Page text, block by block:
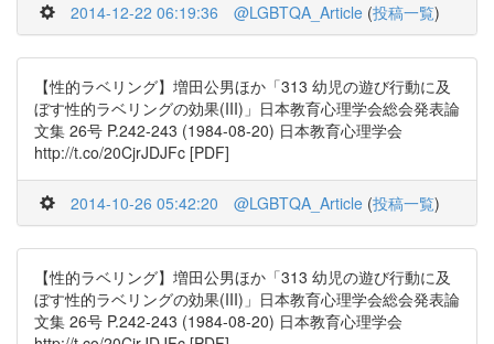
2014-12-22 06:19:36 @LGBTQA_Article (投稿一覧)
【性的ラベリング】増田公男ほか「313 幼児の遊び行動に及
ぼす性的ラベリングの効果(III)」日本教育心理学会総会発表論
文集 26号 P.242-243 (1984-08-20) 日本教育心理学会
http://t.co/20CjrJDJFc [PDF]
2014-10-26 05:42:20 @LGBTQA_Article (投稿一覧)
【性的ラベリング】増田公男ほか「313 幼児の遊び行動に及
ぼす性的ラベリングの効果(III)」日本教育心理学会総会発表論
文集 26号 P.242-243 (1984-08-20) 日本教育心理学会